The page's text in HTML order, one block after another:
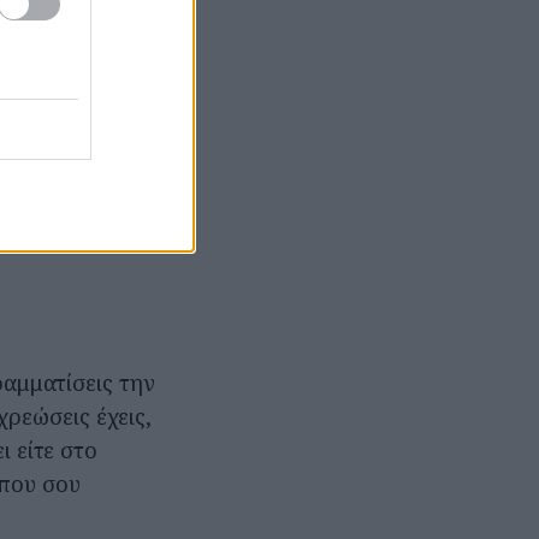
μπορείς να
την
έχεις,
είτε στο
σου